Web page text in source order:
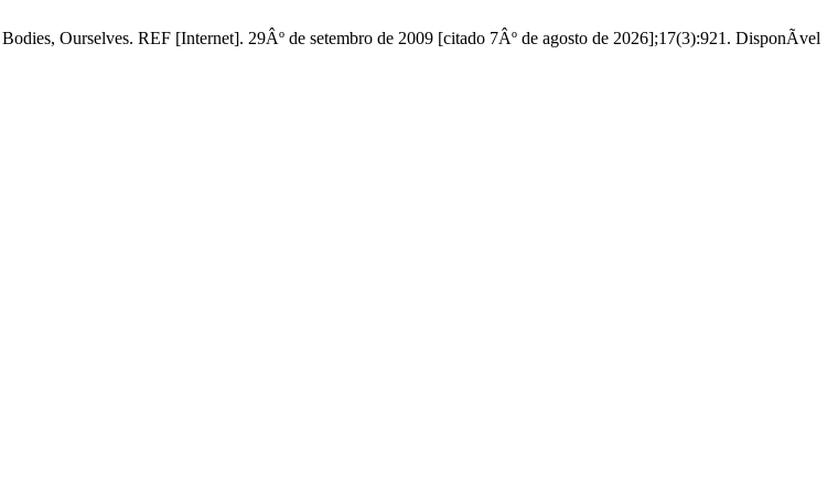
Ourselves. REF [Internet]. 29Âº de setembro de 2009 [citado 7Âº de agosto de 2026];17(3):921. DisponÃ­vel